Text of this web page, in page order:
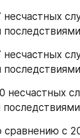
несчастных
несчастных
несчастных
сравнению с